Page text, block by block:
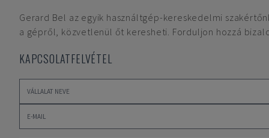
Gerard Bel az egyik használtgép-kereskedelmi
a gépről, közvetlenül őt keresheti. Forduljon hozzá
KAPCSOLATFELVÉTEL